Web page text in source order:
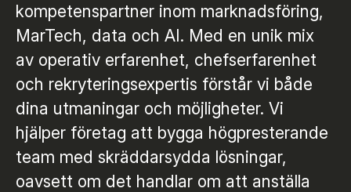
kompetenspartner inom marknadsföring,
MarTech, data och AI. Med en unik mix
av operativ erfarenhet, chefserfarenhet
och rekryteringsexpertis förstår vi både
dina utmaningar och möjligheter. Vi
hjälper företag att bygga högpresterande
team med skräddarsydda lösningar,
oavsett om det handlar om att anställa